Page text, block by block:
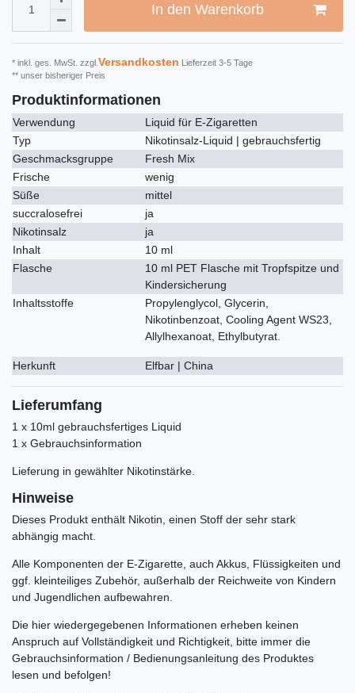
In den Warenkorb
* inkl. ges. MwSt. zzgl. Versandkosten Lieferzeit 3-5 Tage
** unser bisheriger Preis
Produktinformationen
Verwendung
Liquid für E-Zigaretten
Typ
Nikotinsalz-Liquid | gebrauchsfertig
Geschmacksgruppe
Fresh Mix
Frische
wenig
Süße
mittel
succralosefrei
ja
Nikotinsalz
ja
Inhalt
10 ml
Flasche
10 ml PET Flasche mit Tropfspitze und
Kindersicherung
Inhaltsstoffe
Propylenglycol, Glycerin,
Nikotinbenzoat, Cooling Agent WS23,
Allylhexanoat, Ethylbutyrat.
Herkunft Elfbar | China
Lieferumfang
1 x 10ml gebrauchsfertiges Liquid
1 x Gebrauchsinformation
Lieferung in gewählter Nikotinstärke.
Hinweise
Dieses Produkt enthält Nikotin, einen Stoff der sehr stark
abhängig macht.
Alle Komponenten der E-Zigarette, auch Akkus, Flüssigkeiten und
ggf. kleinteiliges Zubehör, außerhalb der Reichweite von Kindern
und Jugendlichen aufbewahren.
Die hier wiedergegebenen Informationen erheben keinen
Anspruch auf Vollständigkeit und Richtigkeit, bitte immer die
Gebrauchsinformation / Bedienungsanleitung des Produktes
lesen und befolgen!